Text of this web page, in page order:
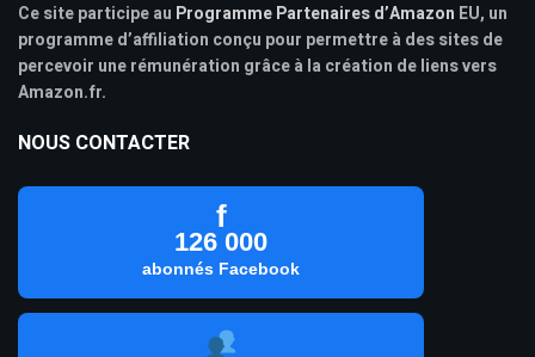
Ce site participe au Programme Partenaires d’Amazon EU, un
programme d’affiliation conçu pour permettre à des sites de
percevoir une rémunération grâce à la création de liens vers
Amazon.fr.
NOUS CONTACTER
f
126 000
abonnés Facebook